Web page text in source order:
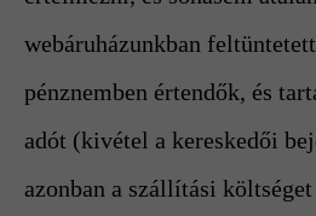
webáruházunkban
pénznemben értendők, és
adót (kivétel a kereskedői
azonban a szállítási